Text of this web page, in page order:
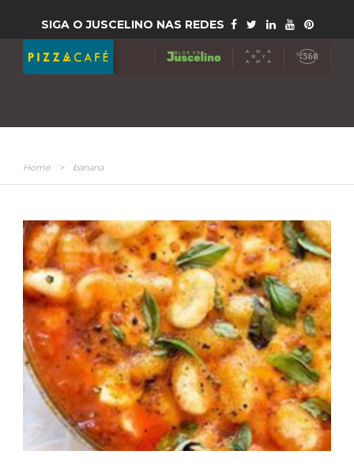
SIGA O JUSCELINO NAS REDES
Home > banana